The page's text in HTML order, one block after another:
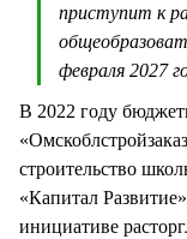
приступит к
февраля 2027
В 2022 году
строительство
«Капитал
инициативе